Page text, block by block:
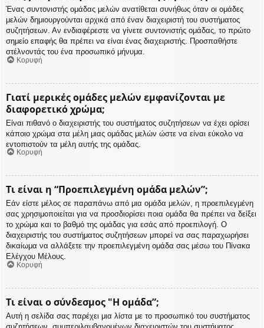
Ένας συντονιστής ομάδας μελών ανατίθεται συνήθως όταν οι ομάδες
μελών δημιουργούνται αρχικά από έναν διαχειριστή του συστήματος
συζητήσεων. Αν ενδιαφέρεστε να γίνετε συντονιστής ομάδας, το πρώτο
σημείο επαφής θα πρέπει να είναι ένας διαχειριστής. Προσπαθήστε
στέλνοντάς του ένα προσωπικό μήνυμα.
Κορυφή
Γιατί μερικές ομάδες μελών εμφανίζονται με
διαφορετικό χρώμα;
Είναι πιθανό ο διαχειριστής του συστήματος συζητήσεων να έχει ορίσει
κάποιο χρώμα στα μέλη μιας ομάδας μελών ώστε να είναι εύκολο να
εντοπιστούν τα μέλη αυτής της ομάδας.
Κορυφή
Τι είναι η “Προεπιλεγμένη ομάδα μελών”;
Εάν είστε μέλος σε παραπάνω από μια ομάδα μελών, η προεπιλεγμένη
σας χρησιμοποιείται για να προσδιορίσει ποια ομάδα θα πρέπει να δείξει
το χρώμα και το βαθμό της ομάδας για εσάς από προεπιλογή. Ο
διαχειριστής του συστήματος συζητήσεων μπορεί να σας παραχωρήσει
δικαίωμα να αλλάξετε την προεπιλεγμένη ομάδα σας μέσω του Πίνακα
Ελέγχου Μέλους.
Κορυφή
Τι είναι ο σύνδεσμος "Η ομάδα”;
Αυτή η σελίδα σας παρέχει μια λίστα με το προσωπικό του συστήματος